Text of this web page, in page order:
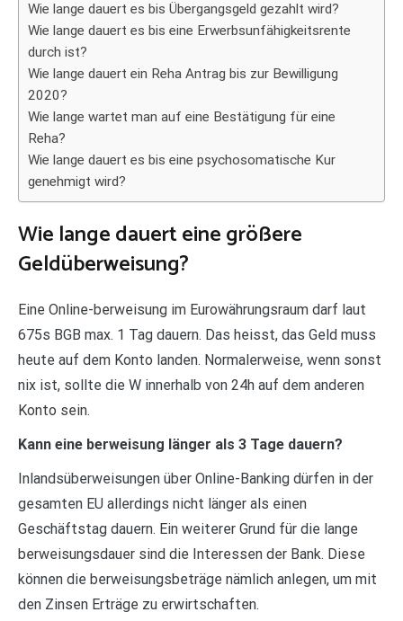
Wie lange dauert es bis Übergangsgeld gezahlt wird?
Wie lange dauert es bis eine Erwerbsunfähigkeitsrente
durch ist?
Wie lange dauert ein Reha Antrag bis zur Bewilligung
2020?
Wie lange wartet man auf eine Bestätigung für eine
Reha?
Wie lange dauert es bis eine psychosomatische Kur
genehmigt wird?
Wie lange dauert eine größere
Geldüberweisung?
Eine Online-berweisung im Eurowährungsraum darf laut
675s BGB max. 1 Tag dauern. Das heisst, das Geld muss
heute auf dem Konto landen. Normalerweise, wenn sonst
nix ist, sollte die W innerhalb von 24h auf dem anderen
Konto sein.
Kann eine berweisung länger als 3 Tage dauern?
Inlandsüberweisungen über Online-Banking dürfen in der
gesamten EU allerdings nicht länger als einen
Geschäftstag dauern. Ein weiterer Grund für die lange
berweisungsdauer sind die Interessen der Bank. Diese
können die berweisungsbeträge nämlich anlegen, um mit
den Zinsen Erträge zu erwirtschaften.